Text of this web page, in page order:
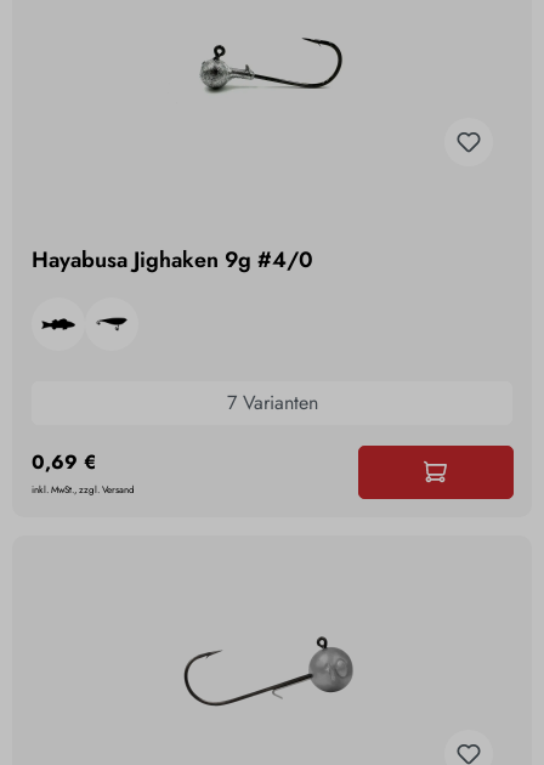
Hayabusa Jighaken 9g #4/0
7 Varianten
0,69 €
inkl. MwSt., zzgl. Versand